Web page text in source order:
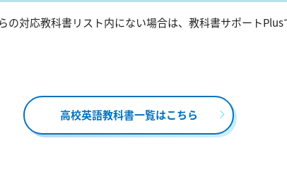
対応教科書リスト内にない場合は、教科書サポート
高校英語教科書一覧はこちら